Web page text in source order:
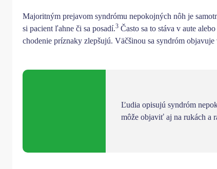
Majoritným prejavom syndrómu nepokojných nôh je
si pacient ľahne či sa posadí.3 Často sa to stáva v aute
chodenie príznaky zlepšujú. Väčšinou sa syndróm objavuje
Ľudia opisujú syndróm
môže objaviť aj na rukách a